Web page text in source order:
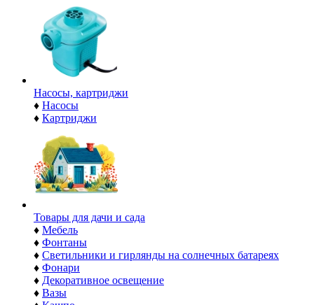
Насосы, картриджи
♦ Насосы
♦ Картриджи
Товары для дачи и сада
♦ Мебель
♦ Фонтаны
♦ Светильники и гирлянды на солнечных батареях
♦ Фонари
♦ Декоративное освещение
♦ Вазы